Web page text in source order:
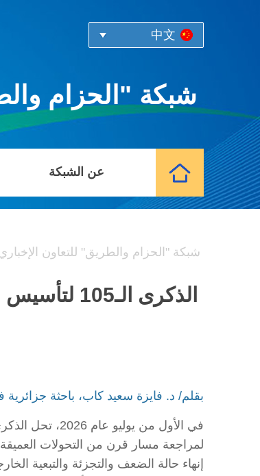
中文
شبكة "الحزام
عن الشبكة
شبكة "الحزام والطريق" للتعاون
الذكرى
بقلم/ د. فايزة سعيد كاب، باحثة جزائرية
في الأول من
إنهاء حالة الضعف والتجزئة والتبعية